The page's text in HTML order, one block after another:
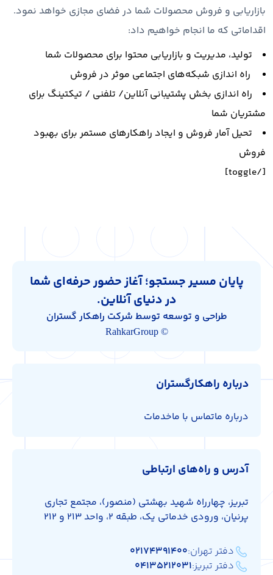
بازاریابی و فروش محصولات شما در فضای مجازی خواهد نمود.
اقداماتی که ما انجام خواهیم داد:
تولید، مدیریت و بازاریابی محتوا برای محصولات شما
راه اندازی شبکه‌های اجتماعی موثر در فروش
راه اندازی بخش پشتیبانی آنلاین/ تلفنی / تیکتینگ برای
مشتریان شما
تحیل آمار فروش و ایجاد راهکارهای مستمر برای بهبود
فروش
[/toggle]
پایان مسیر جستجو؛ آغاز حضور حرفه‌ای شما
در دنیای آنلاین.
طراحی و توسعه توسط شرکت راهکار گستران
© RahkarGroup
درباره راهکارگستران
درباره ماتماس با ماخدمات
آدرس و راه‌های ارتباطی
تبریز، چهارراه شهید بهشتی (منصور)، مجتمع تجاری
پرنیان، ورودی خدماتی یک، طبقه 2، واحد 213 و 212
دفتر تهران:۰۲۱۷۴۳۹۱۴۰۰
دفتر تبریز:۰۴۱۳۵۲۱۲۰۳۱